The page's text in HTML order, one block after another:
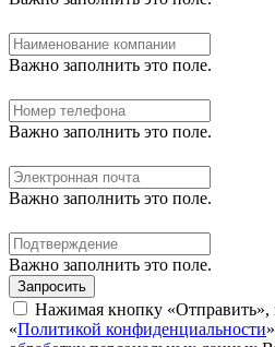
Важно заполнить это поле.
Важно заполнить это поле.
Важно заполнить это поле.
Важно заполнить это поле.
Запросить
Нажимая кнопку «Отправить»,
«Политикой конфиденциальности